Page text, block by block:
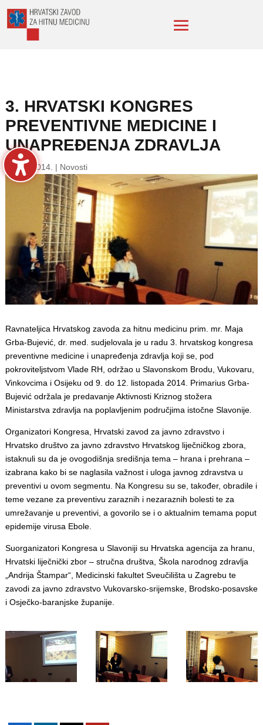
3. HRVATSKI KONGRES
PREVENTIVNE MEDICINE I
UNAPREĐENJA ZDRAVLJA
13. lis. 2014. | Novosti
Ravnateljica Hrvatskog zavoda za hitnu medicinu prim. mr. Maja
Grba-Bujević, dr. med. sudjelovala je u radu 3. hrvatskog kongresa
preventivne medicine i unapređenja zdravlja koji se, pod
pokroviteljstvom Vlade RH, održao u Slavonskom Brodu, Vukovaru,
Vinkovcima i Osijeku od 9. do 12. listopada 2014. Primarius Grba-
Bujević održala je predavanje Aktivnosti Kriznog stožera
Ministarstva zdravlja na poplavljenim područjima istočne Slavonije.
Organizatori Kongresa, Hrvatski zavod za javno zdravstvo i
Hrvatsko društvo za javno zdravstvo Hrvatskog liječničkog zbora,
istaknuli su da je ovogodišnja središnja tema – hrana i prehrana –
izabrana kako bi se naglasila važnost i uloga javnog zdravstva u
preventivi u ovom segmentu. Na Kongresu su se, također, obradile i
teme vezane za preventivu zaraznih i nezaraznih bolesti te za
umrežavanje u preventivi, a govorilo se i o aktualnim temama poput
epidemije virusa Ebole.
Suorganizatori Kongresa u Slavoniji su Hrvatska agencija za hranu,
Hrvatski liječnički zbor – stručna društva, Škola narodnog zdravlja
„Andrija Štampar“, Medicinski fakultet Sveučilišta u Zagrebu te
zavodi za javno zdravstvo Vukovarsko-srijemske, Brodsko-posavske
i Osječko-baranjske županije.